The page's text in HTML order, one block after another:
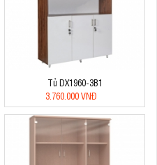
Tủ DX1960-3B1
3.760.000 VNĐ